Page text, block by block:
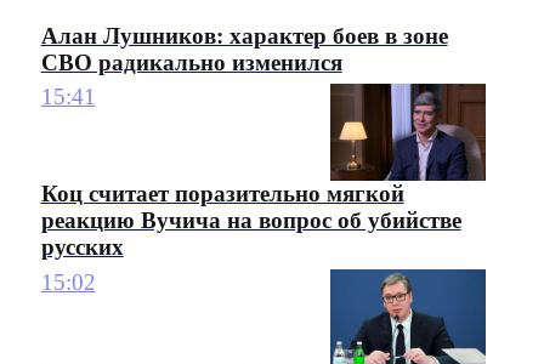
Алан Лушников: характер боев в зоне
СВО радикально изменился
15:41
Коц считает поразительно мягкой
реакцию Вучича на вопрос об убийстве
русских
15:02